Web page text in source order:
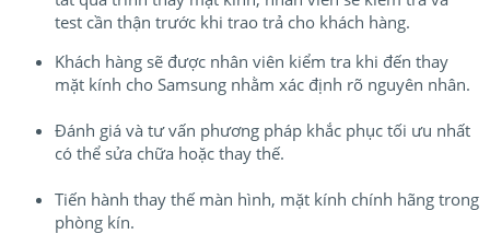
test cần thận trước khi trao trả cho khách hàng.
Khách hàng sẽ được nhân viên kiểm tra khi đến thay
mặt kính cho Samsung nhằm xác định rõ nguyên nhân.
Đánh giá và tư vấn phương pháp khắc phục tối ưu nhất
có thể sửa chữa hoặc thay thế.
Tiến hành thay thế màn hình, mặt kính chính hãng trong
phòng kín.